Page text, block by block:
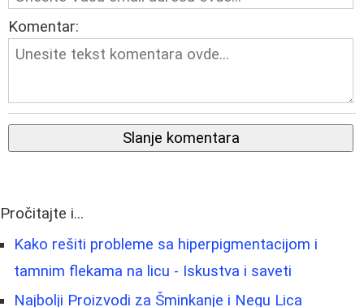
Komentar:
Slanje komentara
Pročitajte i...
Kako rešiti probleme sa hiperpigmentacijom i
tamnim flekama na licu - Iskustva i saveti
Najbolji Proizvodi za Šminkanje i Negu Lica